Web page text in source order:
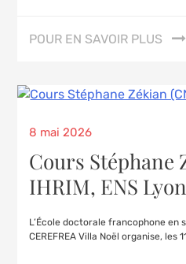
POUR EN SAVOIR PLUS
8 mai 2026
Cours Stéphane
IHRIM, ENS
L’École doctorale francophone en
CEREFREA Villa Noël organise, les